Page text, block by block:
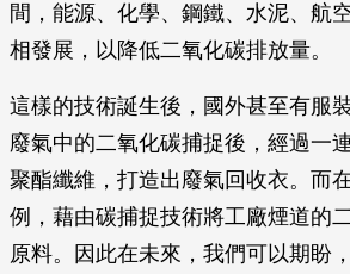
間，能源、化學、鋼鐵、水泥、航
相發展，以降低二氧化碳排放量。
這樣的技術誕生後，國外甚至有服
廢氣中的二氧化碳捕捉後，經過一
聚酯纖維，打造出廢氣回收衣。而
例，藉由碳捕捉技術將工廠煙道的
原料。因此在未來，我們可以期盼